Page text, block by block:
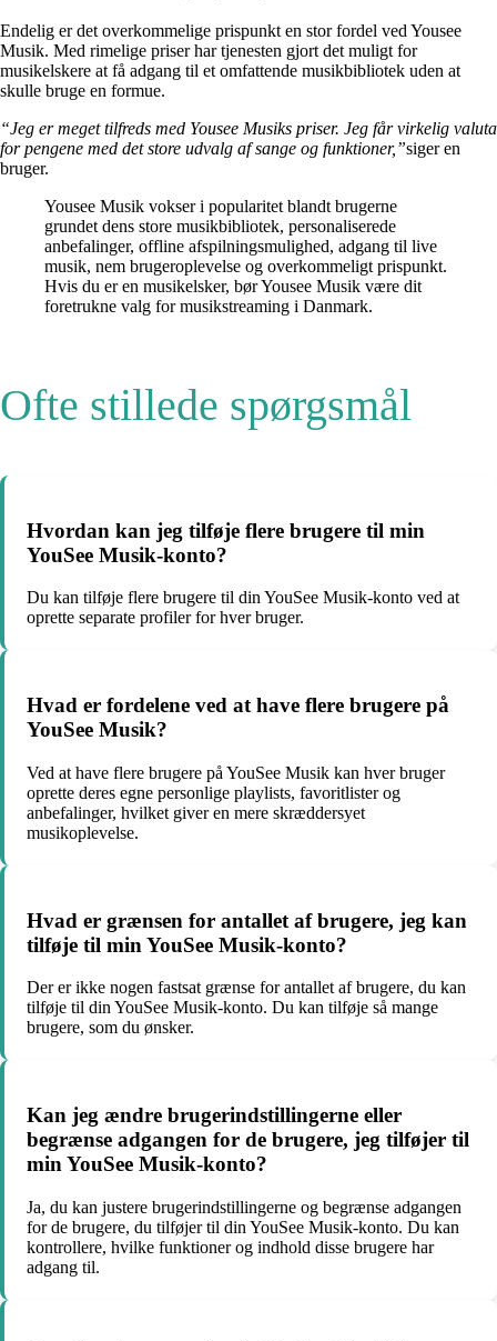
Endelig er det overkommelige prispunkt en stor fordel ved Yousee
Musik. Med rimelige priser har tjenesten gjort det muligt for
musikelskere at få adgang til et omfattende musikbibliotek uden at
skulle bruge en formue.
“Jeg er meget tilfreds med Yousee Musiks priser. Jeg får virkelig valuta
for pengene med det store udvalg af sange og funktioner,”siger en
bruger.
Yousee Musik vokser i popularitet blandt brugerne
grundet dens store musikbibliotek, personaliserede
anbefalinger, offline afspilningsmulighed, adgang til live
musik, nem brugeroplevelse og overkommeligt prispunkt.
Hvis du er en musikelsker, bør Yousee Musik være dit
foretrukne valg for musikstreaming i Danmark.
Ofte stillede spørgsmål
Hvordan kan jeg tilføje flere brugere til min
YouSee Musik-konto?
Du kan tilføje flere brugere til din YouSee Musik-konto ved at
oprette separate profiler for hver bruger.
Hvad er fordelene ved at have flere brugere på
YouSee Musik?
Ved at have flere brugere på YouSee Musik kan hver bruger
oprette deres egne personlige playlists, favoritlister og
anbefalinger, hvilket giver en mere skræddersyet
musikoplevelse.
Hvad er grænsen for antallet af brugere, jeg kan
tilføje til min YouSee Musik-konto?
Der er ikke nogen fastsat grænse for antallet af brugere, du kan
tilføje til din YouSee Musik-konto. Du kan tilføje så mange
brugere, som du ønsker.
Kan jeg ændre brugerindstillingerne eller
begrænse adgangen for de brugere, jeg tilføjer til
min YouSee Musik-konto?
Ja, du kan justere brugerindstillingerne og begrænse adgangen
for de brugere, du tilføjer til din YouSee Musik-konto. Du kan
kontrollere, hvilke funktioner og indhold disse brugere har
adgang til.